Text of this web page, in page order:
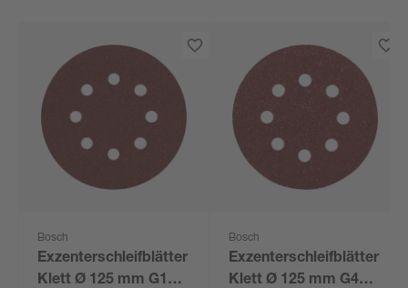
Bosch
Exzenterschleifblätter
Klett Ø 125 mm G120
Bosch
Exzenterschleifblätter
Klett Ø 125 mm G40 5